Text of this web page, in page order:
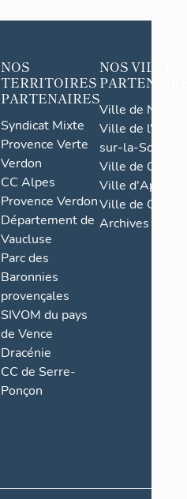
NOS
TERRITOIRES
PARTENAIRES
Syndicat Mixte
Provence Verte
Verdon
CC Alpes
Provence Verdon
Département de
Vaucluse
Parc des
Baronnies
provençales
SIVOM du pays
de Vence
Dracénie
CC de Serre-
Ponçon
NOS VILLES
Ville de Nice
Ville de l'Isle-
sur-la-Sorgue
Ville de Grasse
Ville d'Apt
Ville de
Archives